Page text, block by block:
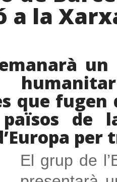
a la
que
països de
per
El grup de